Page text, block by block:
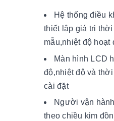
Hệ thống điều
thiết lập giá trị
mẫu,nhiệt độ hoạt
Màn hình LCD
độ,nhiệt độ và
cài đặt
Người vận
theo chiều kim